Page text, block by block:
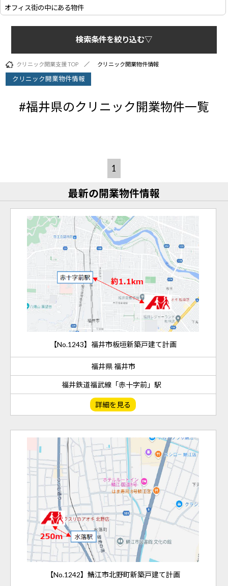
オフィス街の中にある物件
検索条件を絞り込む▽
クリニック開業支援 TOP クリニック開業物件情報
クリニック開業物件情報
#福井県のクリニック開業物件一覧
1
最新の開業物件情報
【No.1243】福井市板垣新築戸建て計画
福井県 福井市
福井鉄道福武線「赤十字前」駅
詳細を見る
【No.1242】鯖江市北野町新築戸建て計画